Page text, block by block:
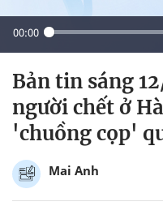
00:00
Bản tin sáng
người chết ở
'chuồng cọp'
Mai Anh